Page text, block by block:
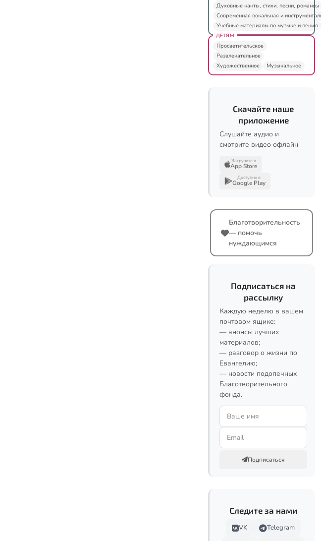
Духовные канты, стихи, песни, романсы
Современная вокальная и
Учебные материалы по музыке и пению
ДЕТЯМ
Просветительское
Развлекательное
Художественное
Музыкальное
Скачайте наше
приложение
Слушайте аудио и
смотрите видео офлайн
Загрузите в
App Store
Доступно в
Google Play
Благотворительность
— помочь
нуждающимся
Подписаться на
рассылку
Каждую неделю в вашем
почтовом ящике:
— анонсы лучших
материалов;
— разговор о жизни по
Евангелию;
— новости подопечных
Благотворительного
фонда.
Подписаться
Следите за нами
VK
Telegram